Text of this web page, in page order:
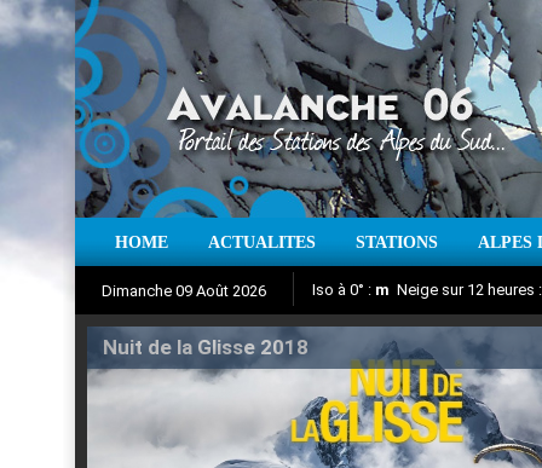
HOME ACTUALITES STATIONS ALPES
Dimanche 09 Août 2026 Iso à 0° : m Neige sur 12 heures
Nuit de la Glisse 2018